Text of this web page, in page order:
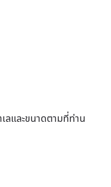
เล​และขนาดตามที่ท่าน